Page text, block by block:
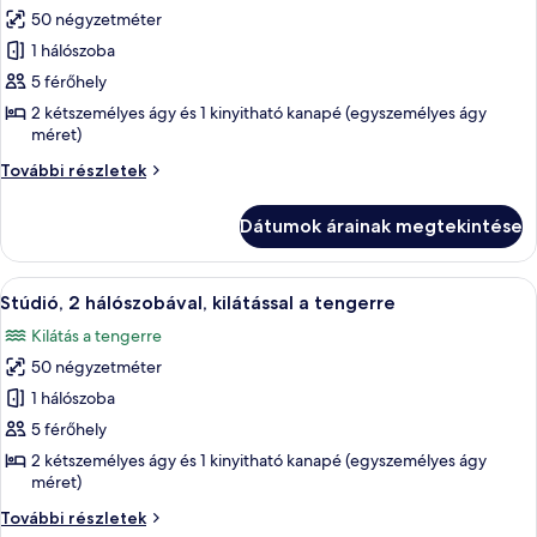
összes
képének
megtekintése:
Stúdió,
hálószobával,
parkra
50 négyzetméter
1 hálószoba
5 férőhely
2 kétszemélyes ágy és 1 kinyitható kanapé (egyszemélyes ágy
méret)
További részletek
Stúdió,
a
parkra
további
Dátumok árainak megtekintése
A
következő
szoba
összes
képének
megtekintése:
Stúdió,
hálószobával,
Egy szállodai szoba, amelyben
23
Stúdió, 2 hálószobával, kilátással a tengerre
Kilátás a tengerre
50 négyzetméter
1 hálószoba
5 férőhely
2 kétszemélyes ágy és 1 kinyitható kanapé (egyszemélyes ágy
méret)
További részletek
Stúdió,